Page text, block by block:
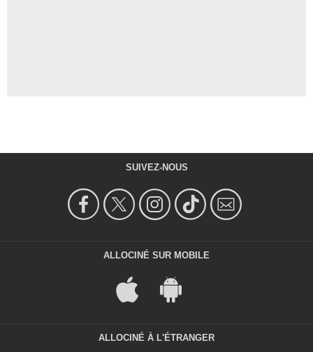
SUIVEZ-NOUS
ALLOCINÉ SUR MOBILE
ALLOCINÉ À L'ÉTRANGER